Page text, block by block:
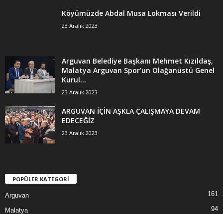
Köyümüzde Abdal Musa Lokması Verildi
23 Aralık 2023
Arguvan Belediye Başkanı Mehmet Kızıldaş,
Malatya Arguvan Spor’un Olağanüstü Genel
Kurul...
23 Aralık 2023
ARGUVAN İÇİN AŞKLA ÇALIŞMAYA DEVAM
EDECEĞİZ
23 Aralık 2023
POPÜLER KATEGORİ
Arguvan 161
Malatya 94